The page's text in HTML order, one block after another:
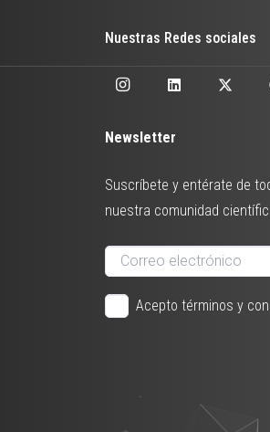
Nuestras Redes sociales
Newsletter
Suscríbete y entérate de
nuestra comunidad
Acepto términos y